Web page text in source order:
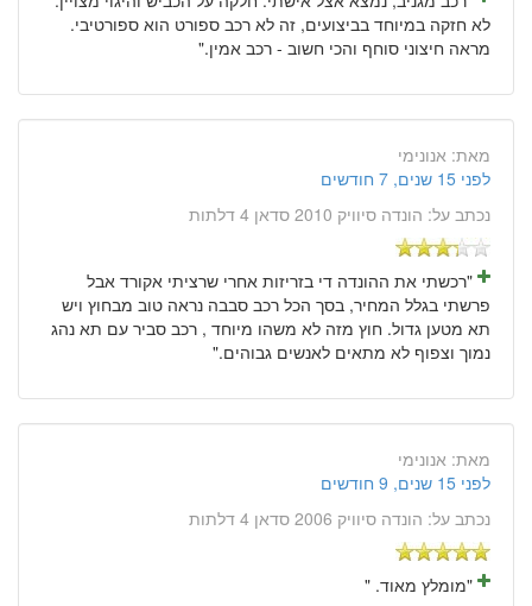
לא חזקה במיוחד בביצועים, זה לא רכב ספורט הוא ספורטיבי.
מראה חיצוני סוחף והכי חשוב - רכב אמין."
מאת: אנונימי
לפני 15 שנים, 7 חודשים
נכתב על: הונדה סיוויק 2010 סדאן 4 דלתות
"רכשתי את ההונדה די בזריזות אחרי שרציתי אקורד אבל
פרשתי בגלל המחיר, בסך הכל רכב סבבה נראה טוב מבחוץ ויש
תא מטען גדול. חוץ מזה לא משהו מיוחד , רכב סביר עם תא נהג
נמוך וצפוף לא מתאים לאנשים גבוהים."
מאת: אנונימי
לפני 15 שנים, 9 חודשים
נכתב על: הונדה סיוויק 2006 סדאן 4 דלתות
"מומלץ מאוד. "